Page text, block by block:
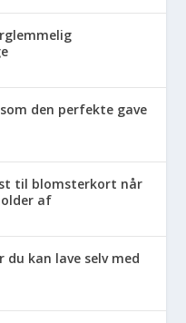
den perfekte gave
til blomsterkort når
af
du kan lave selv med